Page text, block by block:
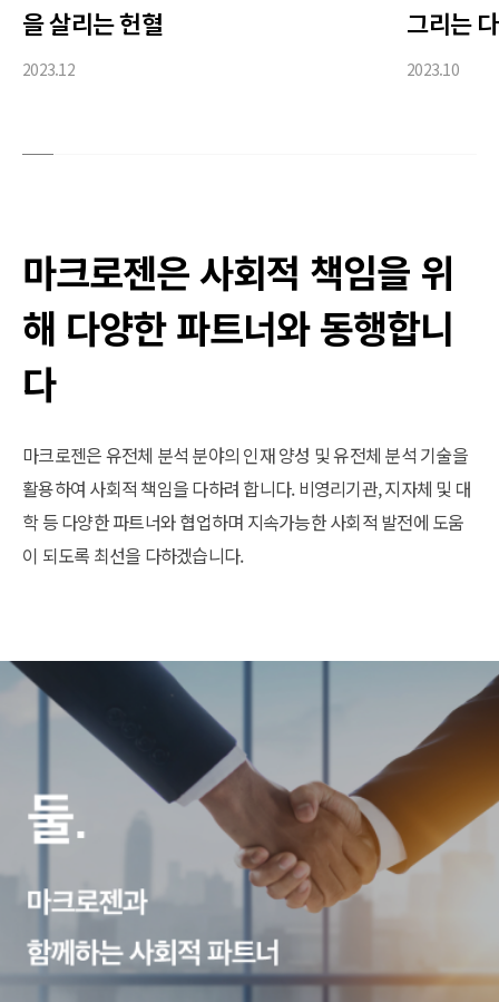
을 살리는 헌혈
2023.12
그리는
2023.10
마크로젠은 사회적 책임을 위
해 다양한 파트너와 동행합니
다
마크로젠은 유전체 분석 분야의 인재 양성 및 유전체 분석 기술을
활용하여 사회적 책임을 다하려 합니다. 비영리기관, 지자체 및 대
학 등 다양한 파트너와 협업하며 지속가능한 사회적 발전에 도움
이 되도록 최선을 다하겠습니다.